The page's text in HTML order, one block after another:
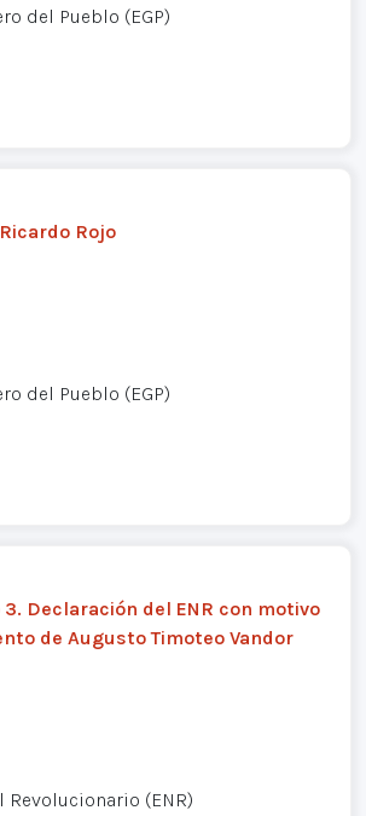
del Pueblo (EGP)
Rojo
del Pueblo (EGP)
3. Declaración del ENR con motivo
de Augusto Timoteo Vandor
Revolucionario (ENR)